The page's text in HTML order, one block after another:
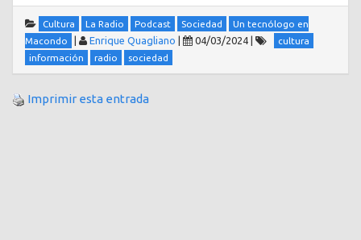
Cultura La Radio Podcast Sociedad
Un tecnólogo en
Macondo
Enrique Quagliano 04/03/2024
cultura
información
radio sociedad
Imprimir esta entrada